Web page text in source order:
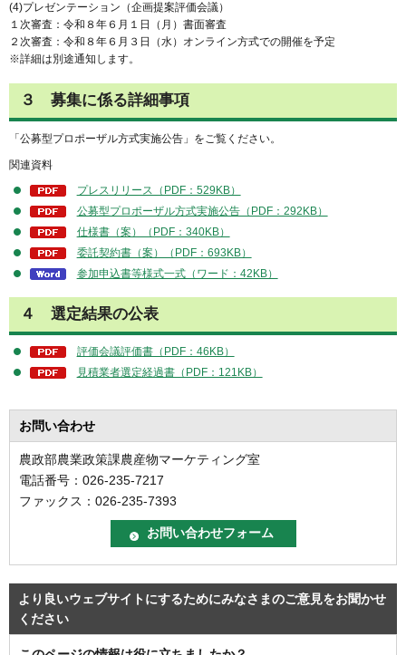
(4)プレゼンテーション（企画提案評価会議）
１次審査：令和８年６月１日（月）書面審査
２次審査：令和８年６月３日（水）オンライン方式での開催を予定
※詳細は別途通知します。
３ 募集に係る詳細事項
「公募型プロポーザル方式実施公告」をご覧ください。
関連資料
プレスリリース（PDF：529KB）
公募型プロポーザル方式実施公告（PDF：292KB）
仕様書（案）（PDF：340KB）
委託契約書（案）（PDF：693KB）
参加申込書等様式一式（ワード：42KB）
４ 選定結果の公表
評価会議評価書（PDF：46KB）
見積業者選定経過書（PDF：121KB）
お問い合わせ
農政部農業政策課農産物マーケティング室
電話番号：026-235-7217
ファックス：026-235-7393
より良いウェブサイトにするためにみなさまのご意見をお聞かせ
ください